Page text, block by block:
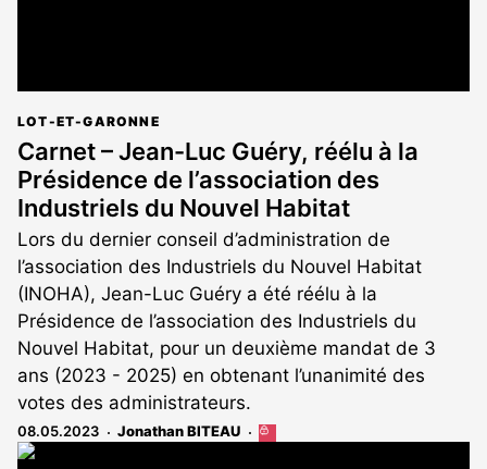
LOT-ET-GARONNE
Carnet – Jean-Luc Guéry, réélu à la
Présidence de l’association des
Industriels du Nouvel Habitat
Lors du dernier conseil d’administration de
l’association des Industriels du Nouvel Habitat
(INOHA), Jean-Luc Guéry a été réélu à la
Présidence de l’association des Industriels du
Nouvel Habitat, pour un deuxième mandat de 3
ans (2023 - 2025) en obtenant l’unanimité des
votes des administrateurs.
08.05.2023 Jonathan BITEAU
Cet